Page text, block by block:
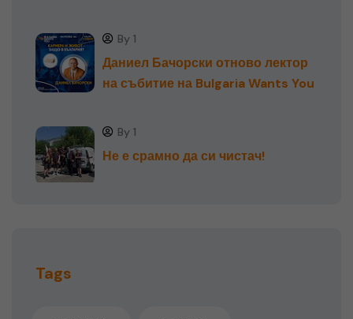
Даниел Бачорски отново лектор
на събитие на Bulgaria Wants You
By 1
Не е срамно да си чистач!
By 1
Tags